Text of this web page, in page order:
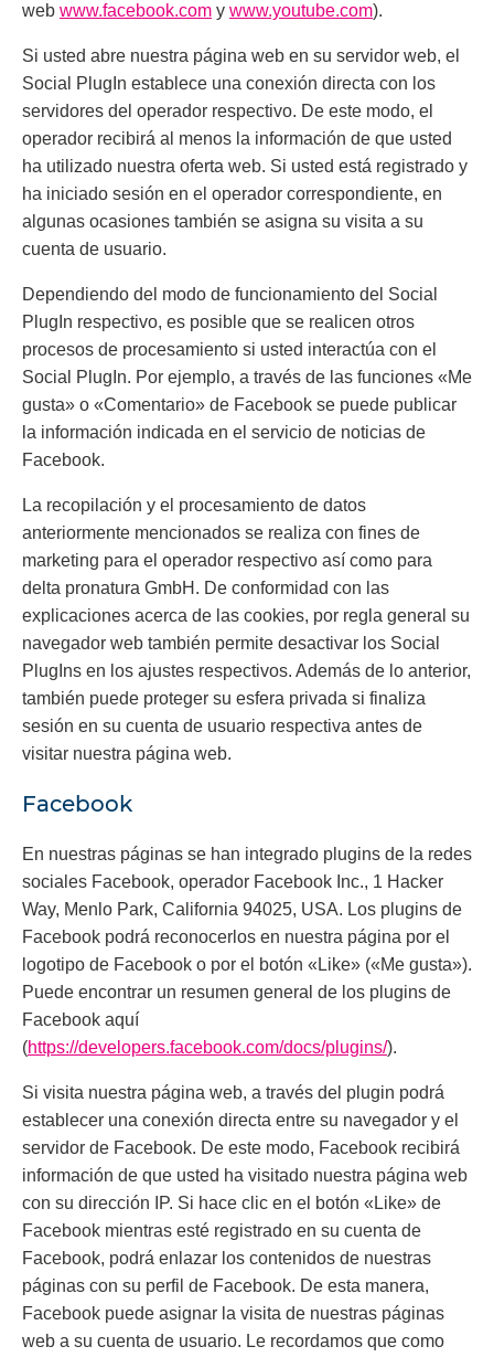
web www.facebook.com y www.youtube.com).
Si usted abre nuestra página web en su servidor web, el
Social PlugIn establece una conexión directa con los
servidores del operador respectivo. De este modo, el
operador recibirá al menos la información de que usted
ha utilizado nuestra oferta web. Si usted está registrado y
ha iniciado sesión en el operador correspondiente, en
algunas ocasiones también se asigna su visita a su
cuenta de usuario.
Dependiendo del modo de funcionamiento del Social
PlugIn respectivo, es posible que se realicen otros
procesos de procesamiento si usted interactúa con el
Social PlugIn. Por ejemplo, a través de las funciones «Me
gusta» o «Comentario» de Facebook se puede publicar
la información indicada en el servicio de noticias de
Facebook.
La recopilación y el procesamiento de datos
anteriormente mencionados se realiza con fines de
marketing para el operador respectivo así como para
delta pronatura GmbH. De conformidad con las
explicaciones acerca de las cookies, por regla general su
navegador web también permite desactivar los Social
PlugIns en los ajustes respectivos. Además de lo anterior,
también puede proteger su esfera privada si finaliza
sesión en su cuenta de usuario respectiva antes de
visitar nuestra página web.
Facebook
En nuestras páginas se han integrado plugins de la redes
sociales Facebook, operador Facebook Inc., 1 Hacker
Way, Menlo Park, California 94025, USA. Los plugins de
Facebook podrá reconocerlos en nuestra página por el
logotipo de Facebook o por el botón «Like» («Me gusta»).
Puede encontrar un resumen general de los plugins de
Facebook aquí
(https://developers.facebook.com/docs/plugins/).
Si visita nuestra página web, a través del plugin podrá
establecer una conexión directa entre su navegador y el
servidor de Facebook. De este modo, Facebook recibirá
información de que usted ha visitado nuestra página web
con su dirección IP. Si hace clic en el botón «Like» de
Facebook mientras esté registrado en su cuenta de
Facebook, podrá enlazar los contenidos de nuestras
páginas con su perfil de Facebook. De esta manera,
Facebook puede asignar la visita de nuestras páginas
web a su cuenta de usuario. Le recordamos que como